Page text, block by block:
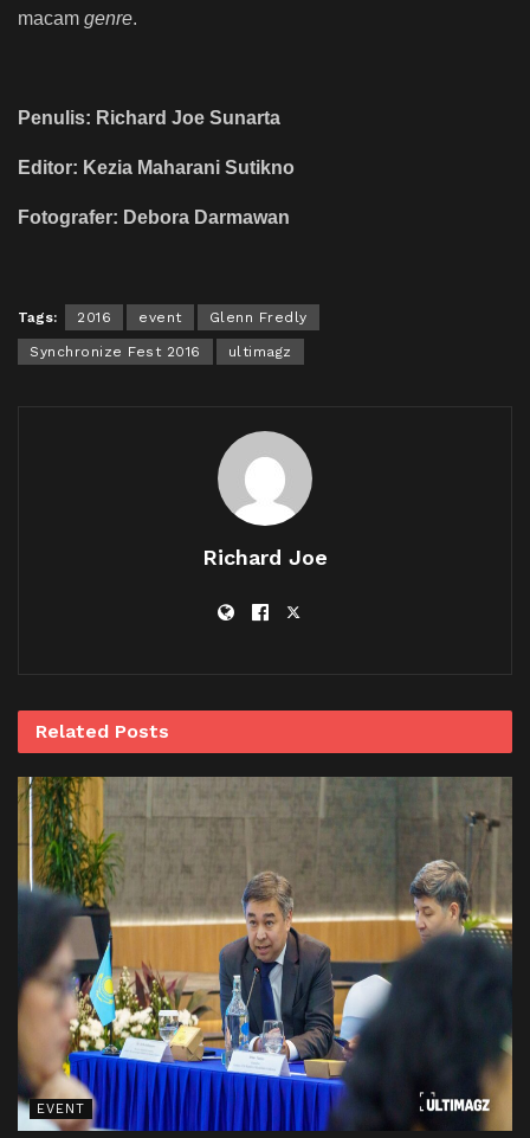
macam genre.
Penulis: Richard Joe Sunarta
Editor: Kezia Maharani Sutikno
Fotografer: Debora Darmawan
Tags: 2016 event Glenn Fredly
Synchronize Fest 2016 ultimagz
Richard Joe
Related Posts
EVENT